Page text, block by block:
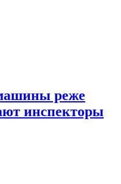
реже
инспекторы